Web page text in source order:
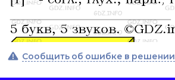
Сообщить об ошибке в решении